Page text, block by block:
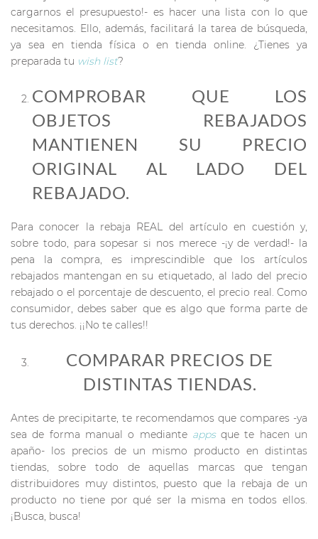
cargarnos el presupuesto!- es hacer una lista con lo que
necesitamos. Ello, además, facilitará la tarea de búsqueda,
ya sea en tienda física o en tienda online. ¿Tienes ya
preparada tu wish list?
COMPROBAR QUE LOS
OBJETOS REBAJADOS
MANTIENEN SU PRECIO
ORIGINAL AL LADO DEL
REBAJADO.
Para conocer la rebaja REAL del artículo en cuestión y,
sobre todo, para sopesar si nos merece -¡y de verdad!- la
pena la compra, es imprescindible que los artículos
rebajados mantengan en su etiquetado, al lado del precio
rebajado o el porcentaje de descuento, el precio real. Como
consumidor, debes saber que es algo que forma parte de
tus derechos. ¡¡No te calles!!
COMPARAR PRECIOS DE
DISTINTAS TIENDAS.
Antes de precipitarte, te recomendamos que compares -ya
sea de forma manual o mediante appsque te hacen un
apaño- los precios de un mismo producto en distintas
tiendas, sobre todo de aquellas marcas que tengan
distribuidores muy distintos, puesto que la rebaja de un
producto no tiene por qué ser la misma en todos ellos.
¡Busca, busca!